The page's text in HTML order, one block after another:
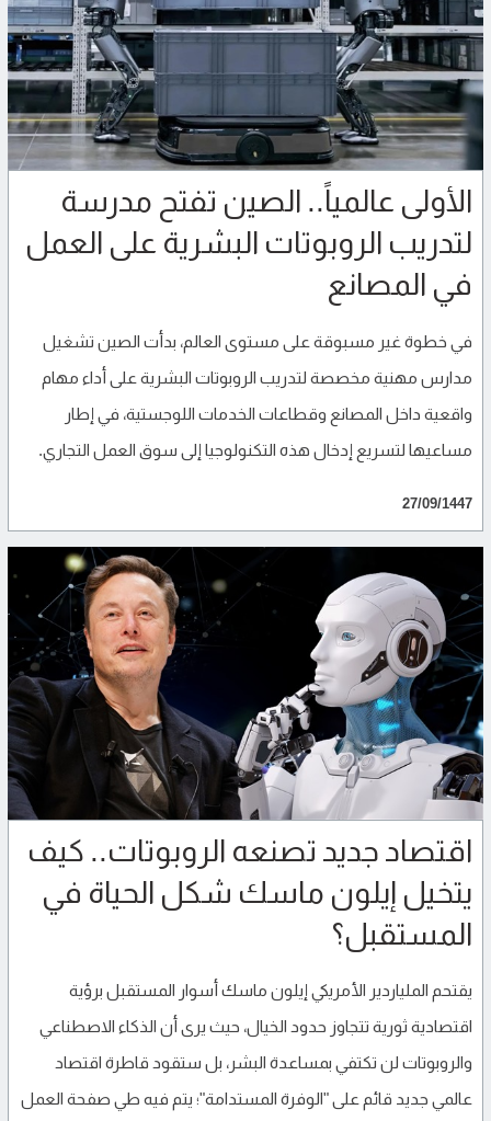
الأولى عالمياً.. الصين تفتح مدرسة
لتدريب الروبوتات البشرية على العمل
في المصانع
في خطوة غير مسبوقة على مستوى العالم، بدأت الصين تشغيل
مدارس مهنية مخصصة لتدريب الروبوتات البشرية على أداء مهام
واقعية داخل المصانع وقطاعات الخدمات اللوجستية، في إطار
مساعيها لتسريع إدخال هذه التكنولوجيا إلى سوق العمل التجاري.
27/09/1447
اقتصاد جديد تصنعه الروبوتات.. كيف
يتخيل إيلون ماسك شكل الحياة في
المستقبل؟
يقتحم الملياردير الأمريكي إيلون ماسك أسوار المستقبل برؤية
اقتصادية ثورية تتجاوز حدود الخيال، حيث يرى أن الذكاء الاصطناعي
والروبوتات لن تكتفي بمساعدة البشر، بل ستقود قاطرة اقتصاد
عالمي جديد قائم على "الوفرة المستدامة"؛ يتم فيه طي صفحة العمل